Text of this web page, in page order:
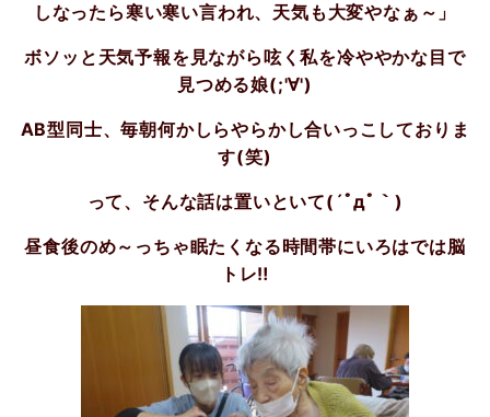
しなったら寒い寒い言われ、天気も大変やなぁ～」
ボソッと天気予報を見ながら呟く私を冷ややかな目で
見つめる娘(;'∀')
AB型同士、毎朝何かしらやらかし合いっこしておりま
す(笑)
って、そんな話は置いといて(´ﾟдﾟ｀)
昼食後のめ～っちゃ眠たくなる時間帯にいろはでは脳
トレ‼